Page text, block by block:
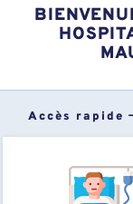
Accès rapide